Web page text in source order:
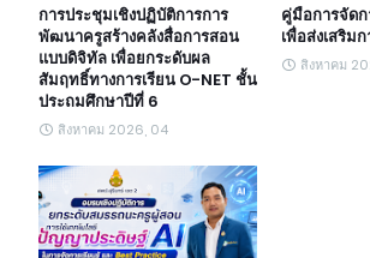
การประชุมเชิงปฏิบัติการการ
พัฒนาครูสร้างคลังสื่อการสอน
แบบดิจิทัล เพื่อยกระดับผล
สัมฤทธิ์ทางการเรียน O-NET ชั้น
ประถมศึกษาปีที่ 6
สิงหาคม 2026, 04
คู่มือการจัด
เพื่อส่งเสริม
สิงหาคม